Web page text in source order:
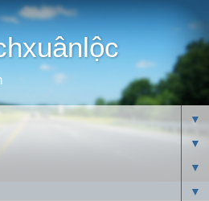
▼
▼
▼
▼